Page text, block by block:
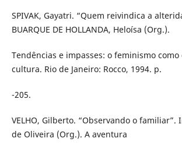
SPIVAK, Gayatri. “Quem reivindica a
BUARQUE DE HOLLANDA, Heloísa (Org.).
Tendências e impasses: o feminismo
cultura. Rio de Janeiro: Rocco, 1994. p.
-205.
VELHO, Gilberto. “Observando o familiar”.
de Oliveira (Org.). A aventura